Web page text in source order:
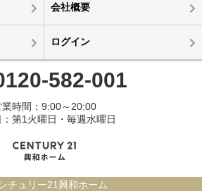
会社概要
ログイン
582-001
業時間：9:00～20:00
：第1火曜日・毎週水曜日
チュリー21興和ホーム